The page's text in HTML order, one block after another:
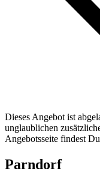
Dieses Angebot ist
unglaublichen
Angebotsseite findest
Parndorf